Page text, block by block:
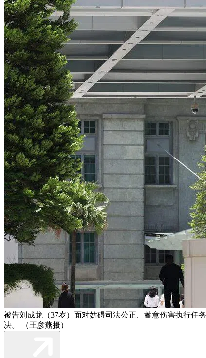
被告刘成龙（37岁）面对妨碍司法公正、蓄意伤害执行任
决。 （王彦燕摄）